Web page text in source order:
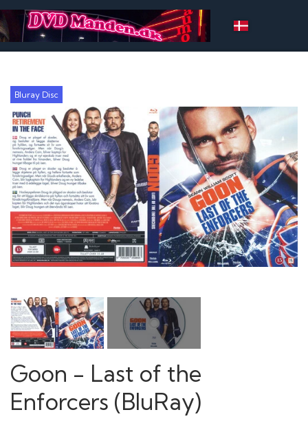
Bluray Disc
Goon - Last of the
Enforcers (BluRay)